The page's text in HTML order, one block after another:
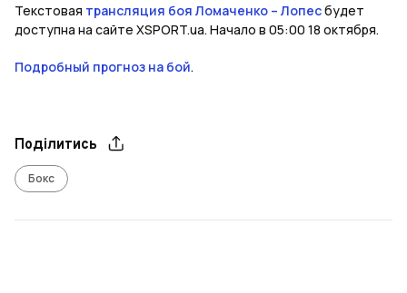
Текстовая трансляция боя Ломаченко – Лопесбудет
доступна на сайте XSPORT.ua. Начало в 05:00 18 октября.
Подробный прогноз на бой.
Поділитись
Бокс